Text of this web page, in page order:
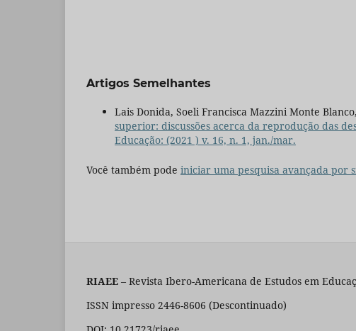
Artigos Semelhantes
Lais Donida, Soeli Francisca Mazzini Monte Blanco,
superior: discussões acerca da reprodução das
Educação: (2021 ) v. 16, n. 1, jan./mar.
Você também pode iniciar uma pesquisa avançada por
RIAEE – Revista Ibero-Americana de Estudos em
ISSN impresso 2446-8606 (Descontinuado)